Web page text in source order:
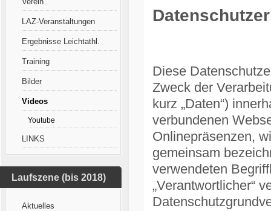
LAZ-Veranstaltungen
Ergebnisse Leichtathl.
Training
Bilder
Videos
Youtube
LINKS
Laufszene (bis 2018)
Aktuelles
Diese
Zweck der
kurz „Daten“)
verbundenen
Onlinepräsenzen,
gemeinsam
verwendeten
„Verantwortlicher“